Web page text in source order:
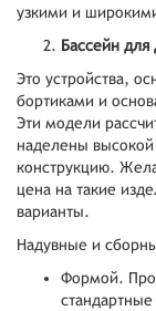
узкими и
Бассейн для
Это устройства,
бортиками и
Эти модели
наделены
конструкцию.
цена на такие
варианты.
Надувные и
Формой.